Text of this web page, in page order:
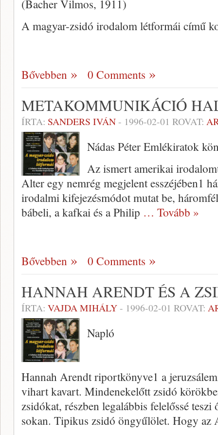
(Bacher Vilmos, 1911)
A magyar-zsidó irodalom létformái című
Bővebben 0 Comments
METAKOMMUNIKÁCIÓ
ÍRTA: SANDERS IVÁN- 1996-02-01 ROVAT:
Nádas Péter Emlékiratok
Az ismert amerikai
Alter egy nemrég megjelent esszéjében1
irodalmi kifejezésmódot mutat be,
bábeli, a kafkai és a Philip … Tovább »
Bővebben 0 Comments
HANNAH ARENDT ÉS A
ÍRTA: VAJDA MIHÁLY- 1996-02-01 ROVAT:
Napló
Hannah Arendt riportkönyve1 a
vihart kavart. Mindenekelőtt zsidó
zsidókat, részben legalábbis felelőssé
sokan. Tipikus zsidó ön­gyűlölet. Hogy az